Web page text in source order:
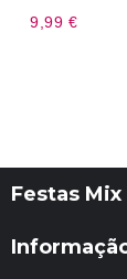
9,99 €
Festas